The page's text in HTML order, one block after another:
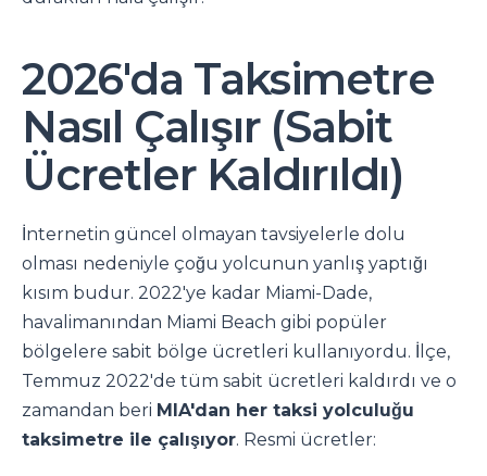
2026'da Taksimetre
Nasıl Çalışır (Sabit
Ücretler Kaldırıldı)
İnternetin güncel olmayan tavsiyelerle dolu
olması nedeniyle çoğu yolcunun yanlış yaptığı
kısım budur. 2022'ye kadar Miami-Dade,
havalimanından Miami Beach gibi popüler
bölgelere sabit bölge ücretleri kullanıyordu. İlçe,
Temmuz 2022'de tüm sabit ücretleri kaldırdı ve o
zamandan beri MIA'dan her taksi yolculuğu
taksimetre ile çalışıyor. Resmi ücretler: